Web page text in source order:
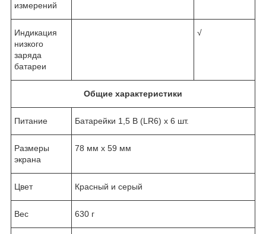
измерений
Индикация
низкого
заряда
батареи
√
Общие характеристики
Питание Батарейки 1,5 В (LR6) x 6 шт.
Размеры
экрана
78 мм x 59 мм
Цвет Красный и серый
Вес 630 г